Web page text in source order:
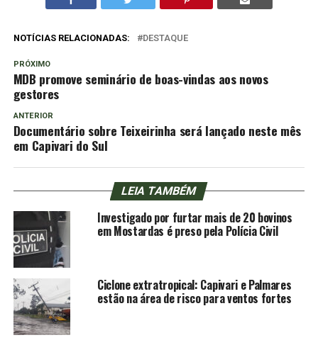
NOTÍCIAS RELACIONADAS: DESTAQUE
PRÓXIMO
MDB promove seminário de boas-vindas aos novos
gestores
ANTERIOR
Documentário sobre Teixeirinha será lançado neste mês
em Capivari do Sul
LEIA TAMBÉM
Investigado por furtar mais de 20 bovinos
em Mostardas é preso pela Polícia Civil
Ciclone extratropical: Capivari e Palmares
estão na área de risco para ventos fortes